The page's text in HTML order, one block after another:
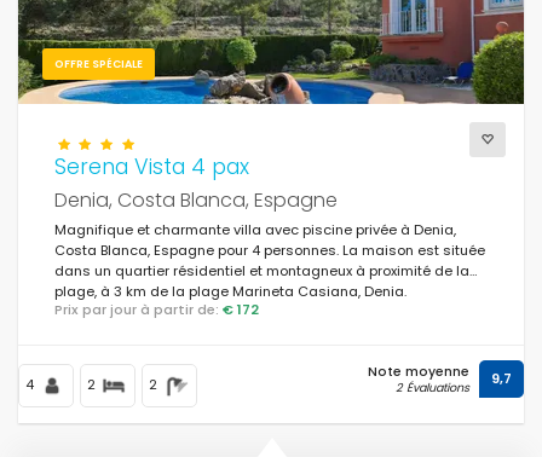
OFFRE SPÉCIALE
Serena Vista 4 pax
Denia, Costa Blanca, Espagne
Magnifique et charmante villa avec piscine privée à Denia,
Costa Blanca, Espagne pour 4 personnes. La maison est située
dans un quartier résidentiel et montagneux à proximité de la
plage, à 3 km de la plage Marineta Casiana, Denia.
Prix par jour à partir de: € 172
4 2 2
Note moyenne
2 Évaluations 9,7